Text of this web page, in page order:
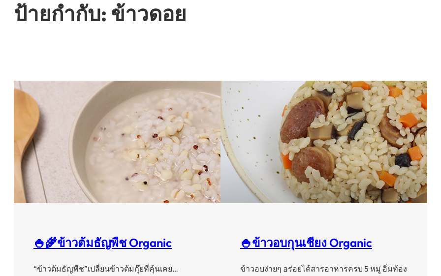
ป้ายกำกับ: ข้าวดอย
🍚🌾ข้าวต้มธัญพืช Organic
“ข้าวต้มธัญพืช”เปลี่ยนข้าวต้มกุ๊ยที่คุ้นเคย…
🍚ข้าวอบกุนเชียง Organic
ข้าวอบง่ายๆ อร่อยได้สารอาหารครบ 5 หมู่ อิ่มท้อง